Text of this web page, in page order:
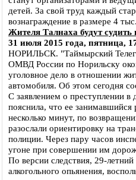
детей. За свой труд каждый
вознаграждение в размере 4
Жителя Талнаха будут
31 июля 2015 года, пятница,
НОРИЛЬСК. "Таймырский
ОМВД России по Норильску
уголовное дело в отношении
автомобиля. Об этом сегодня
С заявлением о преступлении
пояснила, что ее
несколько минут, по
разослали ориентировку на
полиции. Через пару часов
угоне при совершении им
По версии следствия, 29-
алкогольного опьянения,